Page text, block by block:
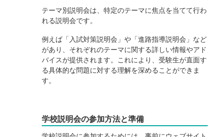
テーマ別説明会は、特定のテーマに焦点を当てて行わ
れる説明会です。
例えば「入試対策説明会」や「進路指導説明会」など
があり、それぞれのテーマに関する詳しい情報やアド
バイスが提供されます。これにより、受験生が直面す
る具体的な問題に対する理解を深めることができま
す。
学校説明会の参加方法と準備